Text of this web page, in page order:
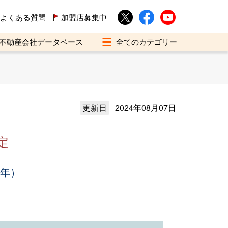
よくある質問 加盟店募集中
動産会社データベース
更新日 2024年08月07日
）